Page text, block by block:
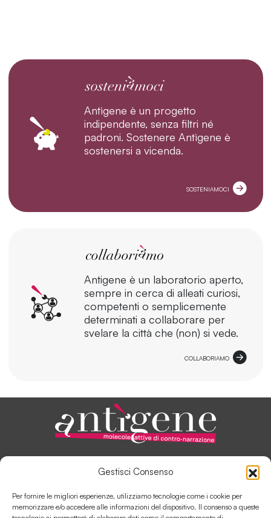
Gestisci Consenso
Per fornire le migliori esperienze, utilizziamo tecnologie come i cookie per
memorizzare e/o accedere alle informazioni del dispositivo. Il consenso a queste
Antìgene è un progetto
indipendente, senza filtri né
padroni. Sostenere Antìgene è
sostenersi a vicenda.
SOSTENIAMOCI
Antigene è un laboratorio aperto,
sempre in cerca di alleati curiosi,
competenti o semplicemente
determinati a collaborare per
svelare la città che (non) si vede.
COLLABORIAMO
ANTÌGENE, IN PILLOLE
SOSTIENI ANTÌGENE
COLLABORA CON ANTÌGENE